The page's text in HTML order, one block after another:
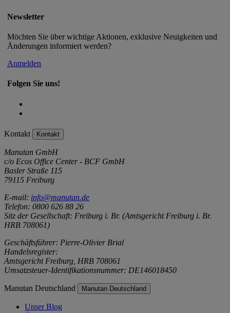
Newsletter
Möchten Sie über wichtige Aktionen, exklusive Neuigkeiten und
Änderungen informiert werden?
Anmelden
Folgen Sie uns!
Kontakt Kontakt
Manutan GmbH
c/o Ecos Office Center - BCF GmbH
Basler Straße 115
79115 Freiburg
E-mail: info@manutan.de
Telefon: 0800 626 88 26
Sitz der Gesellschaft: Freiburg i. Br. (Amtsgericht Freiburg i. Br.
HRB 708061)
Geschäftsführer: Pierre-Olivier Brial
Handelsregister:
Amtsgericht Freiburg, HRB 708061
Umsatzsteuer-Identifikationsnummer: DE146018450
Manutan Deutschland Manutan Deutschland
Unser Blog